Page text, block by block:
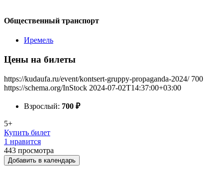
Общественный транспорт
Иремель
Цены на билеты
https://kudaufa.ru/event/kontsert-gruppy-propaganda-2024/ 700
https://schema.org/InStock 2024-07-02T14:37:00+03:00
Взрослый: 700 ₽
5+
Купить билет
1 нравится
443 просмотра
Добавить в календарь